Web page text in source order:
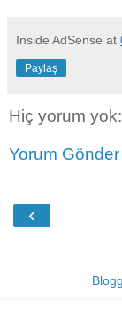
Inside AdSense at
Paylaş
Hiç yorum yok:
Yorum Gönder
‹